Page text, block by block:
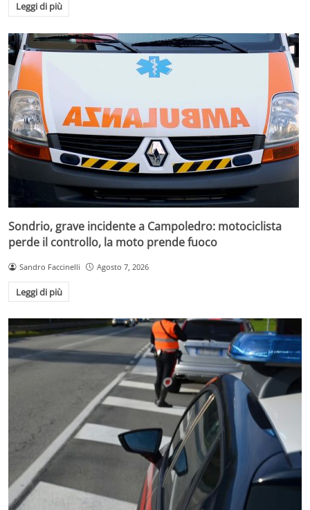
Leggi di più
Sondrio, grave incidente a Campoledro: motociclista
perde il controllo, la moto prende fuoco
Sandro Faccinelli Agosto 7, 2026
Leggi di più